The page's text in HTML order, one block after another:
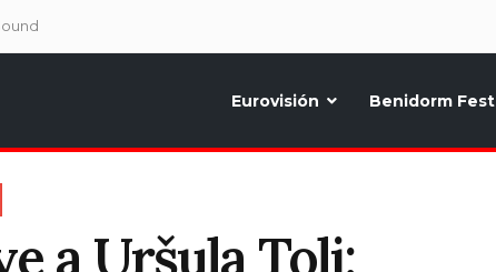
Eurovisión Benidorm Fest
a Uršula Tolj: